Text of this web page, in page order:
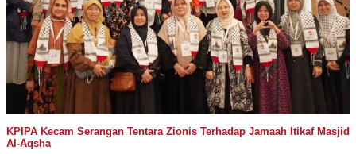
KPIPA Kecam Serangan Tentara Zionis Terhadap Jamaah Itikaf Masjid
Al-Aqsha